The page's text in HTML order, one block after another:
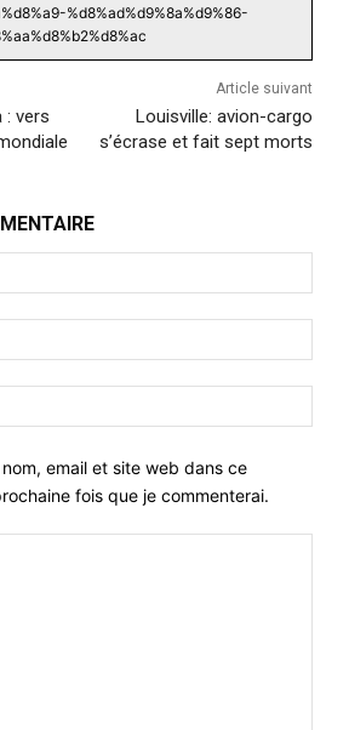
%d8%ad%d9%8a%d9%86-
: vers
Article suivant
Louisville: avion-cargo
s’écrase et fait sept morts
:*
:*
:
email et site web dans ce
fois que je commenterai.